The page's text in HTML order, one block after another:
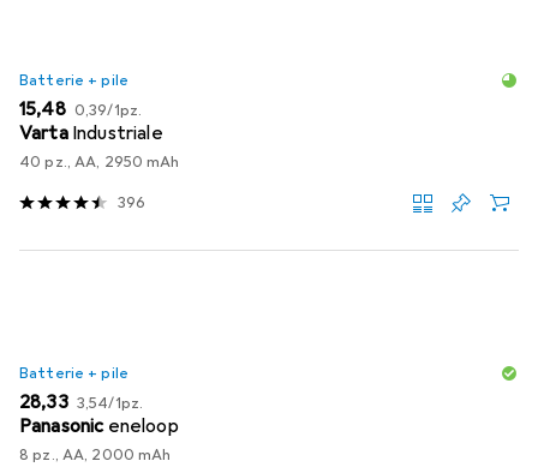
Batterie + pile
EUR
15,48 EUR
0,39/1pz.
Varta Industriale
40 pz., AA, 2950 mAh
396
Batterie + pile
EUR
28,33 EUR
3,54/1pz.
Panasonic eneloop
8 pz., AA, 2000 mAh